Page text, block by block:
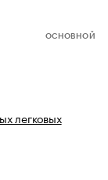
ОСНОВНОЙ
легковых